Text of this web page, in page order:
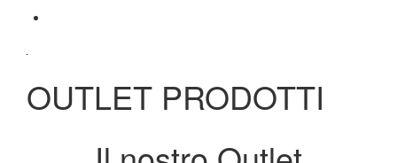
OUTLET PRODOTTI